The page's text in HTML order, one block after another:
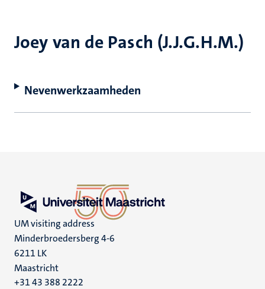
Joey van de Pasch (J.J.G.H.M.)
Nevenwerkzaamheden
UM visiting address
Minderbroedersberg 4-6
6211 LK
Maastricht
+31 43 388 2222